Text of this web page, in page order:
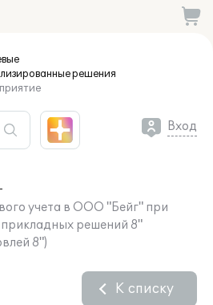
решения
Вход
учета в ООО "Бейг" при
решений 8"
8")
К списку